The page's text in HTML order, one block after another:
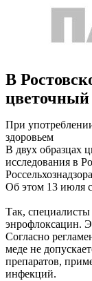
В
цветочный
При
здоровьем
В двух образцах
исследования в
Об этом 13 июля
Так,
энрофлоксацин.
Согласно
меде не
препаратов,
инфекций.